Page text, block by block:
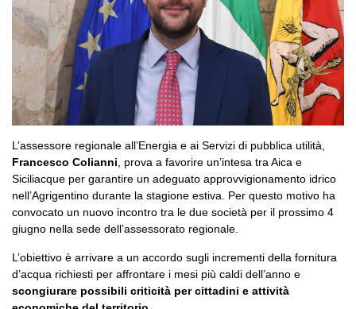
L’assessore regionale all’Energia e ai Servizi di pubblica utilità,
Francesco Colianni , prova a favorire un’intesa tra Aica e
Siciliacque per garantire un adeguato approvvigionamento idrico
nell’Agrigentino durante la stagione estiva. Per questo motivo ha
convocato un nuovo incontro tra le due società per il prossimo 4
giugno nella sede dell’assessorato regionale.
L’obiettivo è arrivare a un accordo sugli incrementi della fornitura
d’acqua richiesti per affrontare i mesi più caldi dell’anno e
scongiurare possibili criticità per cittadini e attività